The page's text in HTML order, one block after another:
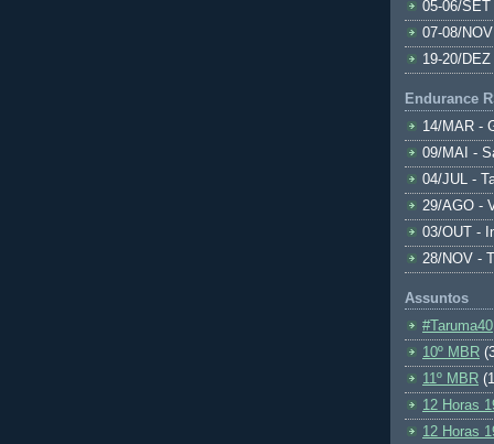
05-06/
07-08/
19-20/
Endurance
14/MAR -
09/MAI -
04/JUL -
29/AGO -
03/OUT -
28/NOV -
Assuntos
#Taruma40
10º MBR
11º MBR
12 Horas
12 Horas